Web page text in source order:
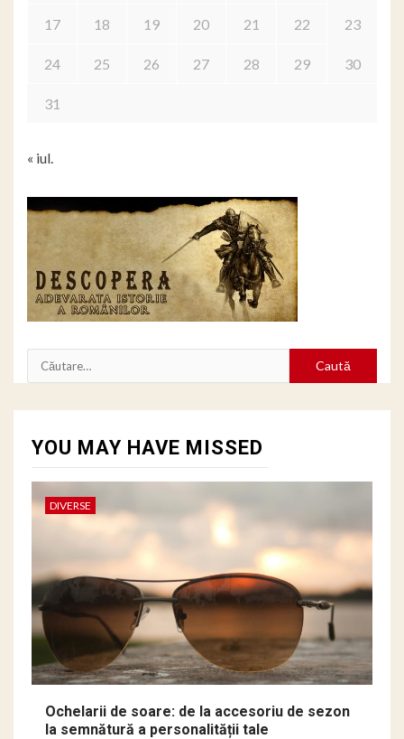
17 18 19 20 21 22 23
24 25 26 27 28 29 30
31
« iul.
Caută
după:
YOU MAY HAVE MISSED
DIVERSE
Ochelarii de soare: de la accesoriu de sezon
la semnătură a personalității tale